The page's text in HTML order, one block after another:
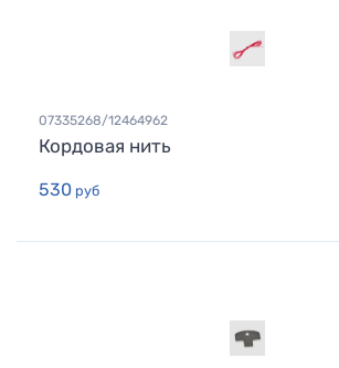
07335268/12464962
Кордовая нить
530 руб